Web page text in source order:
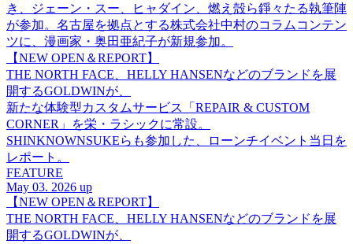
き、ジェーン・スー、ヒャダイン、燃え殻ら錚々たる執筆陣
が参加。名古屋を拠点とする株式会社中村のコラムコンテン
ツに、漫画家・奥田亜紀子が新規参加。
【NEW OPEN＆REPORT】
THE NORTH FACE、HELLY HANSENなどのブランドを展
開するGOLDWINが、
新たな体験型カスタムサービス「REPAIR & CUSTOM
CORNER」を栄・ラシックに常設。
SHINKNOWNSUKEらも参加した、ローンチイベント当日を
レポート。
FEATURE
May 03. 2026 up
【NEW OPEN＆REPORT】
THE NORTH FACE、HELLY HANSENなどのブランドを展
開するGOLDWINが、